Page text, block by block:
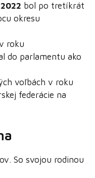
2022 bol po tretíkrát
okresu
roku
do parlamentu ako
voľbách v roku
federácie na
So svojou rodinou